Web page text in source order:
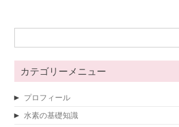
カテゴリーメニュー
► プロフィール
► 水素の基礎知識